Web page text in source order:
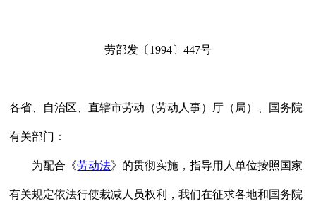
劳部发〔1994〕447号
各省、自治区、直辖市劳动（劳动人事）厅（局）、国务院
有关部门：
为配合《劳动法》的贯彻实施，指导用人单位按照国家
有关规定依法行使裁减人员权利，我们在征求各地和国务院